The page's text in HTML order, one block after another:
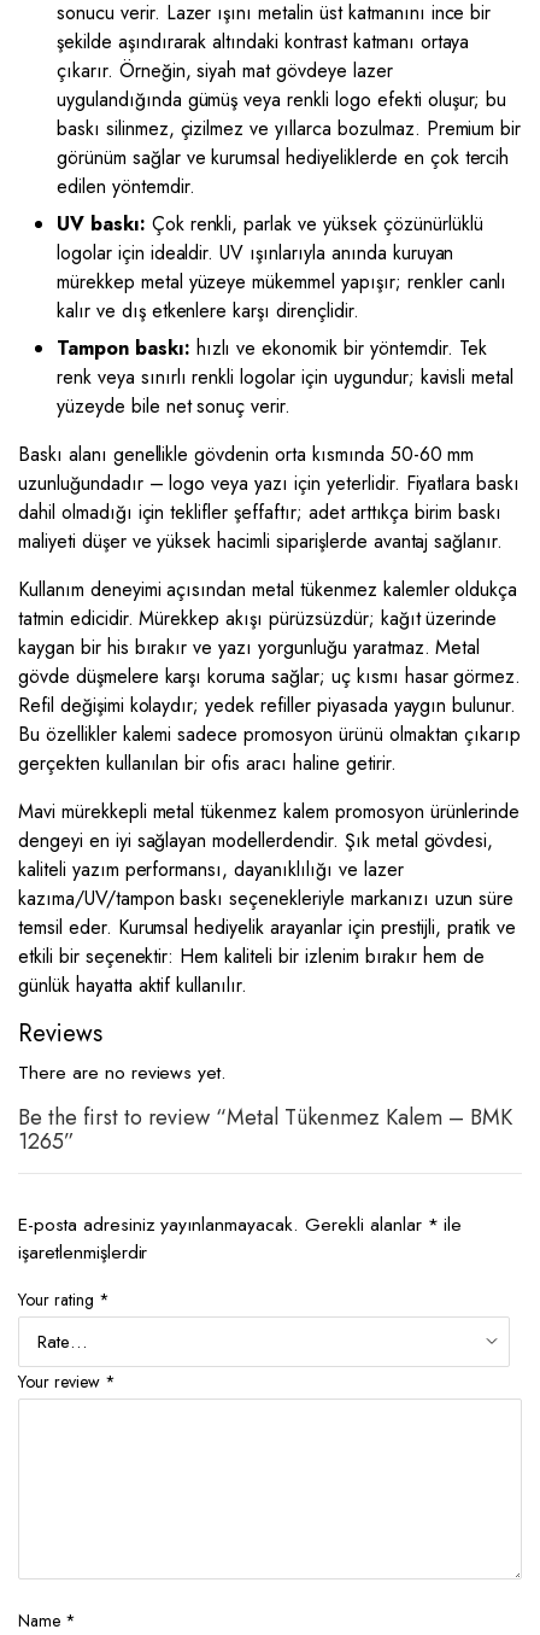
sonucu verir. Lazer ışını metalin üst katmanını ince bir
şekilde aşındırarak altındaki kontrast katmanı ortaya
çıkarır. Örneğin, siyah mat gövdeye lazer
uygulandığında gümüş veya renkli logo efekti oluşur; bu
baskı silinmez, çizilmez ve yıllarca bozulmaz. Premium bir
görünüm sağlar ve kurumsal hediyeliklerde en çok tercih
edilen yöntemdir.
UV baskı: Çok renkli, parlak ve yüksek çözünürlüklü
logolar için idealdir. UV ışınlarıyla anında kuruyan
mürekkep metal yüzeye mükemmel yapışır; renkler canlı
kalır ve dış etkenlere karşı dirençlidir.
Tampon baskı: hızlı ve ekonomik bir yöntemdir. Tek
renk veya sınırlı renkli logolar için uygundur; kavisli metal
yüzeyde bile net sonuç verir.
Baskı alanı genellikle gövdenin orta kısmında 50-60 mm
uzunluğundadır – logo veya yazı için yeterlidir. Fiyatlara baskı
dahil olmadığı için teklifler şeffaftır; adet arttıkça birim baskı
maliyeti düşer ve yüksek hacimli siparişlerde avantaj sağlanır.
Kullanım deneyimi açısından metal tükenmez kalemler oldukça
tatmin edicidir. Mürekkep akışı pürüzsüzdür; kağıt üzerinde
kaygan bir his bırakır ve yazı yorgunluğu yaratmaz. Metal
gövde düşmelere karşı koruma sağlar; uç kısmı hasar görmez.
Refil değişimi kolaydır; yedek refiller piyasada yaygın bulunur.
Bu özellikler kalemi sadece promosyon ürünü olmaktan çıkarıp
gerçekten kullanılan bir ofis aracı haline getirir.
Mavi mürekkepli metal tükenmez kalem promosyon ürünlerinde
dengeyi en iyi sağlayan modellerdendir. Şık metal gövdesi,
kaliteli yazım performansı, dayanıklılığı ve lazer
kazıma/UV/tampon baskı seçenekleriyle markanızı uzun süre
temsil eder. Kurumsal hediyelik arayanlar için prestijli, pratik ve
etkili bir seçenektir: Hem kaliteli bir izlenim bırakır hem de
günlük hayatta aktif kullanılır.
Reviews
There are no reviews yet.
Be the first to review “Metal Tükenmez Kalem – BMK
1265”
E-posta adresiniz yayınlanmayacak. Gerekli alanlar * ile
işaretlenmişlerdir
Your rating *
Your review *
Name *